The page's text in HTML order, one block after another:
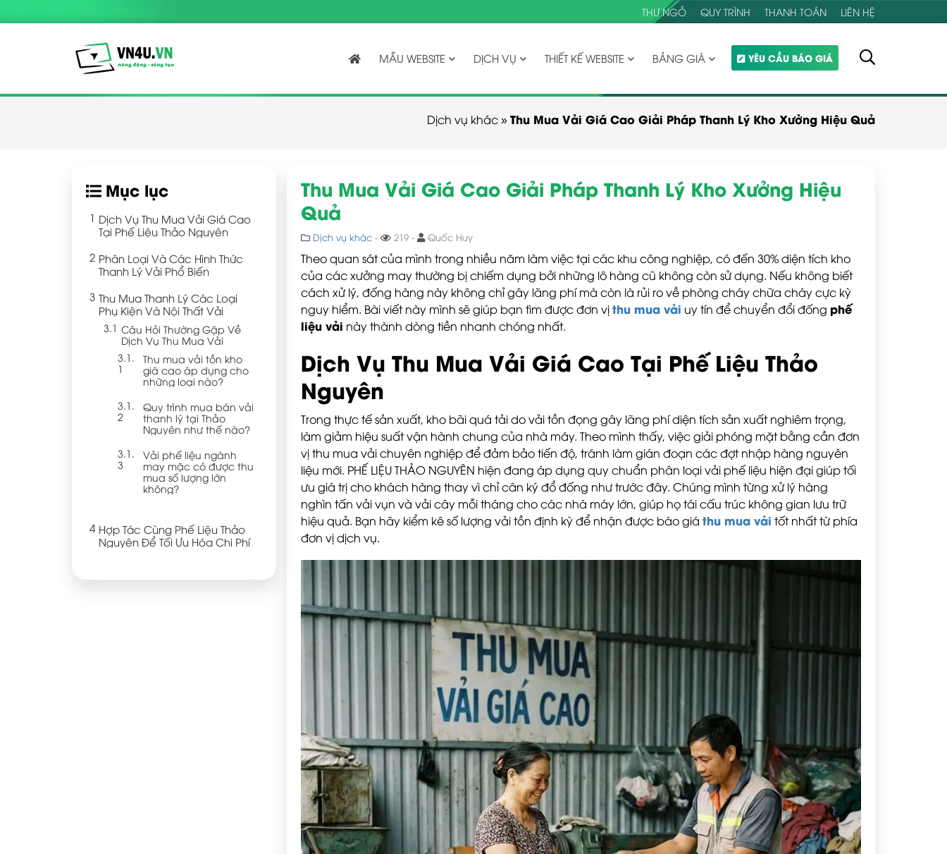
THƯ NGỎ QUY TRÌNH THANH TOÁN LIÊN HỆ
MẪU WEBSITE DỊCH VỤ THIẾT KẾ WEBSITE BẢNG GIÁ YÊU CẦU BÁO GIÁ
Dịch vụ khác»Thu Mua Vải Giá Cao Giải Pháp Thanh Lý Kho Xưởng Hiệu Quả
Mục lục
Dịch Vụ Thu Mua Vải Giá Cao
Tại Phế Liệu Thảo Nguyên
Phân Loại Và Các Hình Thức
Thanh Lý Vải Phổ Biến
Thu Mua Thanh Lý Các Loại
Phụ Kiện Và Nội Thất Vải
Câu Hỏi Thường Gặp Về
Dịch Vụ Thu Mua Vải
Thu mua vải tồn kho
giá cao áp dụng cho
những loại nào?
Quy trình mua bán vải
thanh lý tại Thảo
Nguyên như thế nào?
Vải phế liệu ngành
may mặc có được thu
mua số lượng lớn
không?
Hợp Tác Cùng Phế Liệu Thảo
Nguyên Để Tối Ưu Hóa Chi Phí
Thu Mua Vải Giá Cao Giải Pháp Thanh Lý Kho Xưởng Hiệu
Quả
Dịch vụ khác - 219 - Quốc Huy
Theo quan sát của mình trong nhiều năm làm việc tại các khu công nghiệp, có đến 30% diện tích kho
của các xưởng may thường bị chiếm dụng bởi những lô hàng cũ không còn sử dụng. Nếu không biết
cách xử lý, đống hàng này không chỉ gây lãng phí mà còn là rủi ro về phòng cháy chữa cháy cực kỳ
nguy hiểm. Bài viết này mình sẽ giúp bạn tìm được đơn vịthu mua vải uy tín để chuyển đổi đống phế
liệu vải này thành dòng tiền nhanh chóng nhất.
Dịch Vụ Thu Mua Vải Giá Cao Tại Phế Liệu Thảo
Nguyên
Trong thực tế sản xuất, kho bãi quá tải do vải tồn đọng gây lãng phí diện tích sản xuất nghiêm trọng,
làm giảm hiệu suất vận hành chung của nhà máy. Theo mình thấy, việc giải phóng mặt bằng cần đơn
vị thu mua vải chuyên nghiệp để đảm bảo tiến độ, tránh làm gián đoạn các đợt nhập hàng nguyên
liệu mới. PHẾ LIỆU THẢO NGUYÊN hiện đang áp dụng quy chuẩn phân loại vải phế liệu hiện đại giúp tối
ưu giá trị cho khách hàng thay vì chỉ cân ký đổ đống như trước đây. Chúng mình từng xử lý hàng
nghìn tấn vải vụn và vải cây mỗi tháng cho các nhà máy lớn, giúp họ tái cấu trúc không gian lưu trữ
hiệu quả. Bạn hãy kiểm kê số lượng vải tồn định kỳ để nhận được báo giá thu mua vải tốt nhất từ phía
đơn vị dịch vụ.